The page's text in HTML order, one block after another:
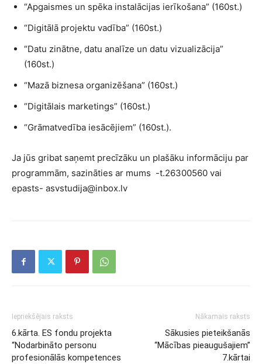
“Apgaismes un spēka instalācijas ierīkošana” (160st.)
“Digitālā projektu vadība” (160st.)
“Datu zinātne, datu analīze un datu vizualizācija”
(160st.)
“Mazā biznesa organizēšana” (160st.)
“Digitālais marketings” (160st.)
“Grāmatvedība iesācējiem” (160st.).
Ja jūs gribat saņemt precīzāku un plašāku informāciju par
programmām, sazināties ar mums -t.26300560 vai
epasts- asvstudija@inbox.lv
Iepriekšējais raksts
6.kārta. ES fondu projekta
“Nodarbināto personu
profesionālās kompetences
Nākamais raksts
Sākusies pieteikšanās
“Mācības pieaugušajiem”
7.kārtai